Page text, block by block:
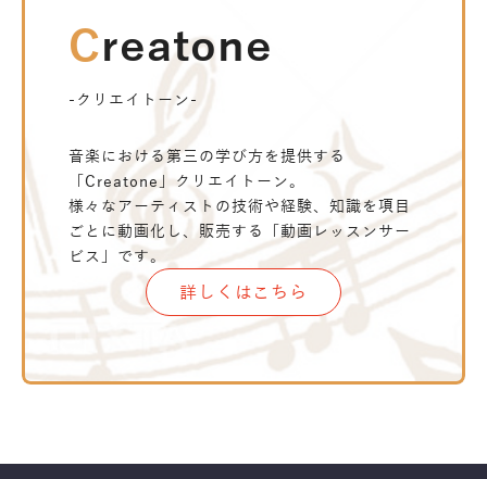
Creatone
-クリエイトーン-
音楽における第三の学び方を提供する
「Creatone」クリエイトーン。
様々なアーティストの技術や経験、知識を項目
ごとに動画化し、販売する「動画レッスンサー
ビス」です。
詳しくはこちら